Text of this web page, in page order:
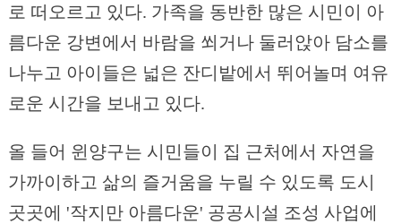
로 떠오르고 있다. 가족을 동반한 많은 시민이 아
름다운 강변에서 바람을 쐬거나 둘러앉아 담소를
나누고 아이들은 넓은 잔디밭에서 뛰어놀며 여유
로운 시간을 보내고 있다.
올 들어 윈양구는 시민들이 집 근처에서 자연을
가까이하고 삶의 즐거움을 누릴 수 있도록 도시
곳곳에 '작지만 아름다운' 공공시설 조성 사업에